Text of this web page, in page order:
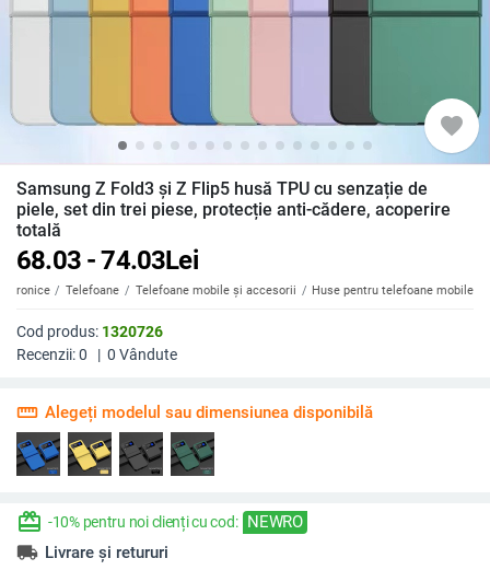
favorite
Samsung Z Fold3 și Z Flip5 husă TPU cu senzație de
piele, set din trei piese, protecție anti-cădere, acoperire
totală
68.03 - 74.03Lei
Telefoane Telefoane mobile și accesorii Huse pentru telefoane mobile
Cod produs: 1320726
Recenzii:0 | 0 Vândute
straighten Alegeți modelul sau dimensiunea disponibilă
redeem -10% pentru noi clienți cu cod: NEWRO
local_shipping Livrare și retururi